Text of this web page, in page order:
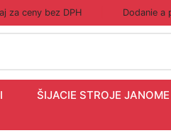
za ceny bez DPH Dodanie a
ŠIJACIE STROJE JANOME